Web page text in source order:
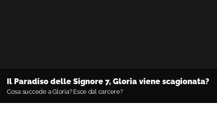
Il Paradiso delle Signore 7, Gloria viene scagionata?
Cosa succede a Gloria? Esce dal carcere?